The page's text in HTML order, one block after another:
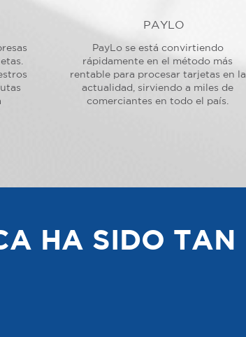
PAYLO
PayLo se está convirtiendo
rápidamente en el método más
rentable para procesar tarjetas en la
actualidad, sirviendo a miles de
comerciantes en todo el país.
HA SIDO TAN